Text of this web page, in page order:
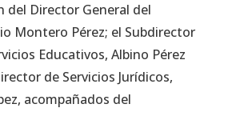
del Director General del
Montero Pérez; el Subdirector
Educativos, Albino Pérez
de Servicios Jurídicos,
acompañados del